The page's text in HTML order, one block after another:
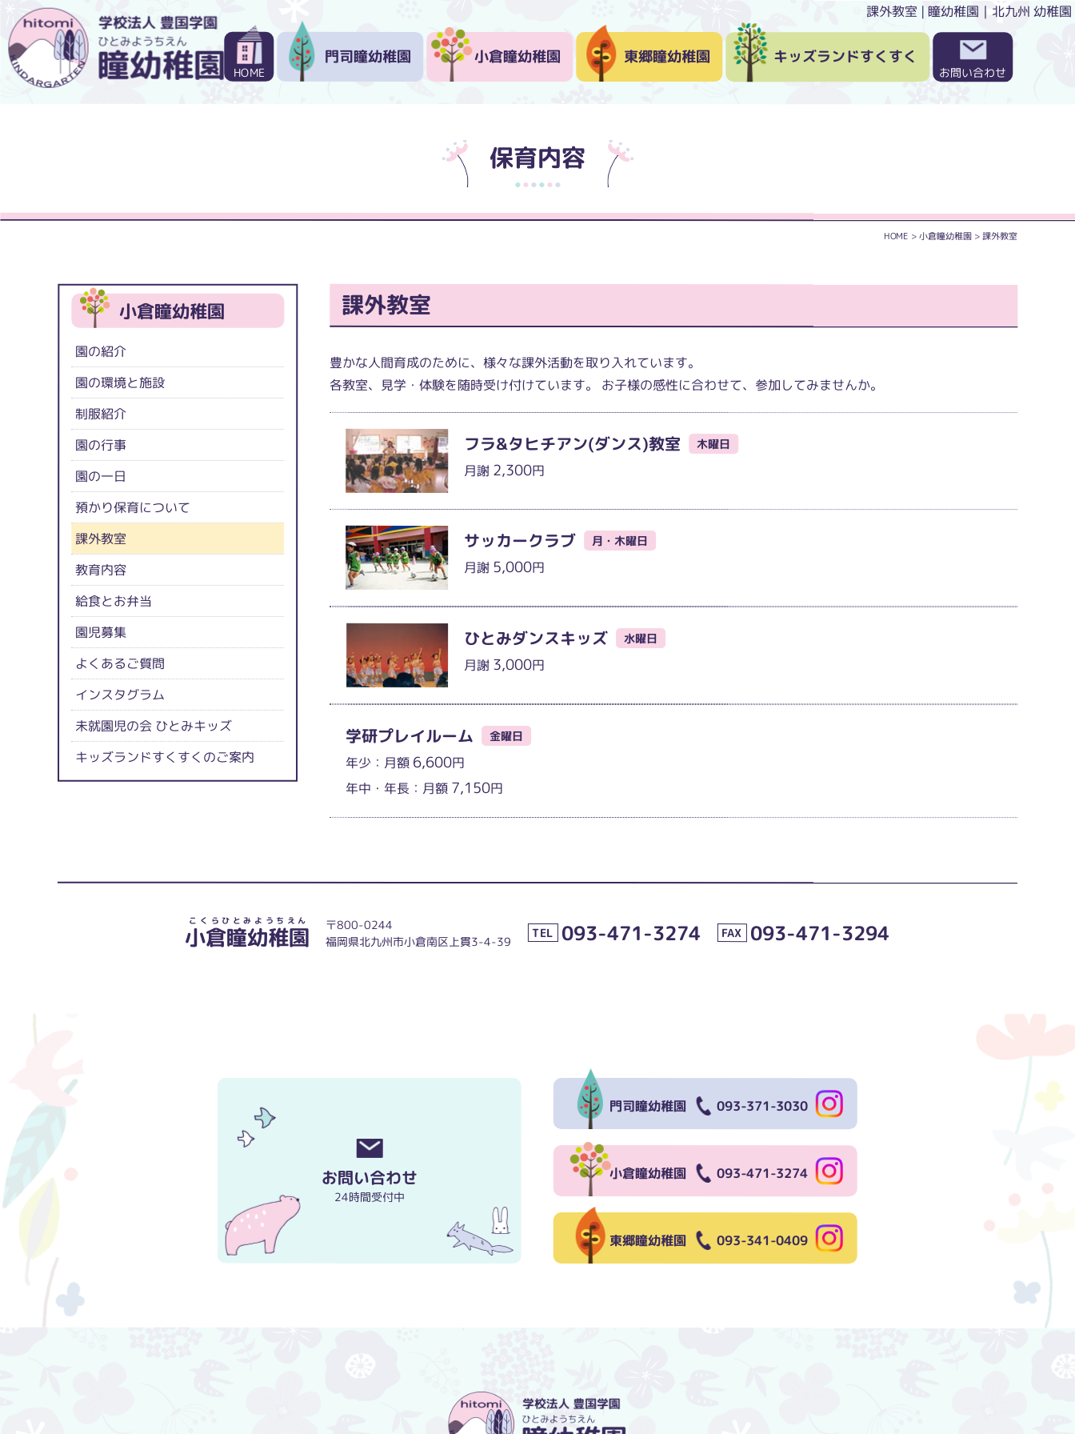
課外教室 | 瞳幼稚園｜北九州 幼稚園
HOME
門司瞳幼稚園 小倉瞳幼稚園 東郷瞳幼稚園 キッズランドすくすく
お問い合わせ
保育内容
HOME >小倉瞳幼稚園 >課外教室
課外教室
豊かな人間育成のために、様々な課外活動を取り入れています。
各教室、見学・体験を随時受け付けています。 お子様の感性に合わせて、参加してみませんか。
フラ&タヒチアン(ダンス)教室 木曜日
月謝 2,300円
サッカークラブ 月・木曜日
月謝 5,000円
ひとみダンスキッズ 水曜日
月謝 3,000円
学研プレイルーム 金曜日
年少：月額 6,600円
年中・年⾧：月額 7,150円
小倉瞳幼稚園
園の紹介
園の環境と施設
制服紹介
園の行事
園の一日
預かり保育について
課外教室
教育内容
給食とお弁当
園児募集
よくあるご質問
インスタグラム
未就園児の会 ひとみキッズ
キッズランドすくすくのご案内
こ く ら ひ と み よ う ち え ん
小倉瞳幼稚園 〒800-0244
福岡県北九州市小倉南区上貫3-4-39
TEL 093-471-3274 FAX 093-471-3294
お問い合わせ
24時間受付中
門司瞳幼稚園 093-371-3030
小倉瞳幼稚園 093-471-3274
東郷瞳幼稚園 093-341-0409